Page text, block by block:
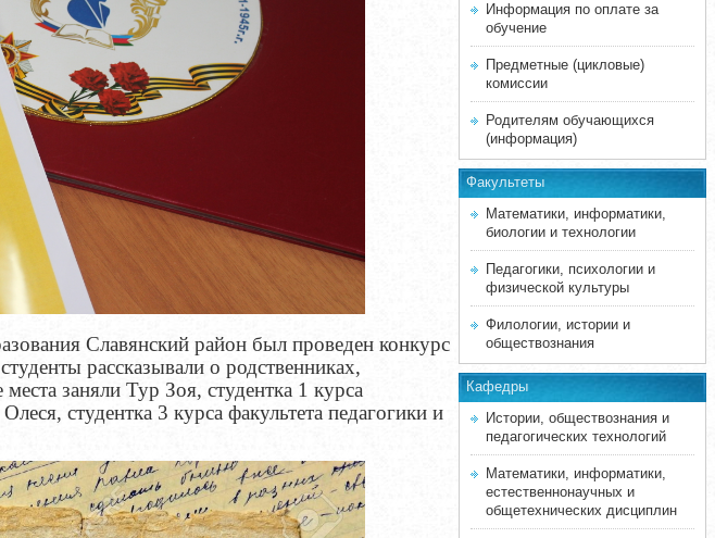
Славянский район был проведен конкурс
рассказывали о родственниках,
заняли Тур Зоя, студентка 1 курса
студентка 3 курса факультета педагогики и
Информация по оплате за
обучение
Предметные (цикловые)
комиссии
Родителям обучающихся
(информация)
Факультеты
Математики, информатики,
биологии и технологии
Педагогики, психологии и
физической культуры
Филологии, истории и
обществознания
Кафедры
Истории, обществознания и
педагогических технологий
Математики, информатики,
естественнонаучных и
общетехнических дисциплин